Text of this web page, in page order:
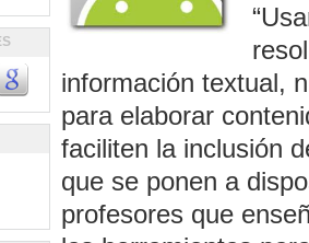
información textual,
para elaborar
faciliten la inclusión
que se ponen a
profesores que